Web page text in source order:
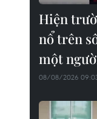
Hiện
nổ trên
một
08/08/2026